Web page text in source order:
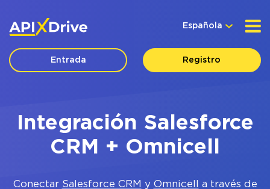
Española
Entrada Registro
Integración Salesforce
CRM + Omnicell
Conectar Salesforce CRM y Omnicell
a través de